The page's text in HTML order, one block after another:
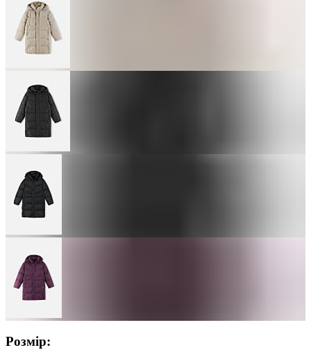
Розмір: